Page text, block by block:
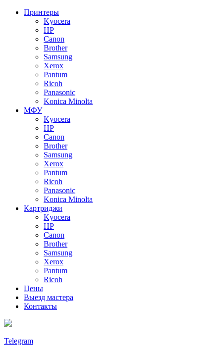
Принтеры
Kyocera
HP
Canon
Brother
Samsung
Xerox
Pantum
Ricoh
Panasonic
Konica Minolta
МФУ
Kyocera
HP
Canon
Brother
Samsung
Xerox
Pantum
Ricoh
Panasonic
Konica Minolta
Картриджи
Kyocera
HP
Canon
Brother
Samsung
Xerox
Pantum
Ricoh
Цены
Выезд мастера
Контакты
Telegram